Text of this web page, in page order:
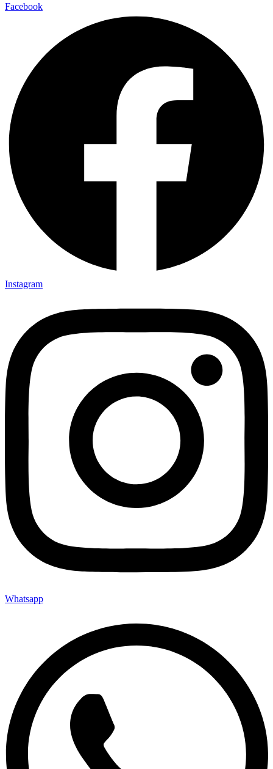
Facebook
Instagram
Whatsapp